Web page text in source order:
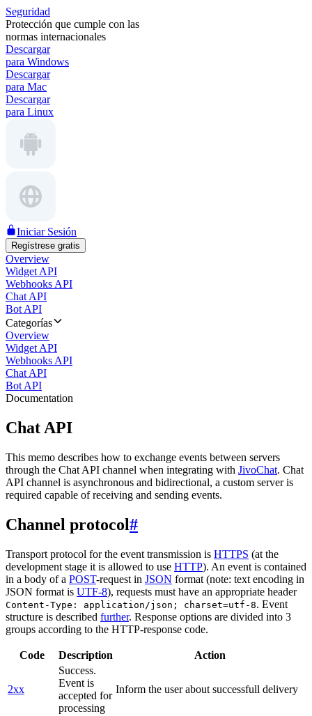
Seguridad
Protección que cumple con las
normas internacionales
Descargar
para Windows
Descargar
para Mac
Descargar
para Linux
Iniciar Sesión
Regístrese gratis
Overview
Widget API
Webhooks API
Chat API
Bot API
Categorías
Overview
Widget API
Webhooks API
Chat API
Bot API
Documentation
Chat API
This memo describes how to exchange events between servers
through the Chat API channel when integrating with JivoChat. Chat
API channel is asynchronous and bidirectional, a custom server is
required capable of receiving and sending events.
Channel protocol#
Transport protocol for the event transmission is HTTPS (at the
development stage it is allowed to use HTTP). An event is contained
in a body of a POST-request in JSON format (note: text encoding in
JSON format is UTF-8), requests must have an appropriate header
Content-Type: application/json; charset=utf-8. Event
structure is described further. Response options are divided into 3
groups according to the HTTP-response code.
Code Description Action
2xx
Success.
Event is
accepted for
processing
Inform the user about successfull delivery